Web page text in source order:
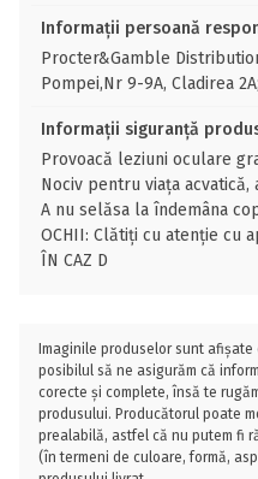
Informații persoană
Procter&Gamble
Pompei,Nr 9-9A, Cladirea
Informații siguranță
Provoacă leziuni oculare
Nociv pentru viața
A nu selăsa la îndemâna
OCHII: Clătiți cu atenție cu
ÎN CAZ D
Imaginile produselor sunt
posibilul să ne asigurăm că
corecte și complete, însă te
produsului. Producătorul poate
prealabilă, astfel că nu putem fi
(în termeni de culoare, formă,